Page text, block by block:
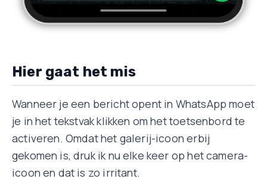
Hier gaat het mis
Wanneer je een bericht opent in WhatsApp moet
je in het tekstvak klikken om het toetsenbord te
activeren. Omdat het galerij-icoon erbij
gekomen is, druk ik nu elke keer op het camera-
icoon en dat is zo irritant.